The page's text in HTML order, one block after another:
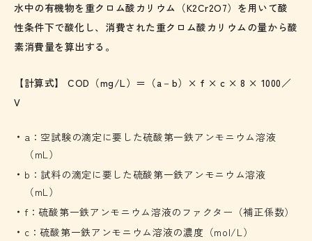
水中の有機物を重クロム酸カリウム（K2Cr2O7）を用いて酸
性条件下で酸化し、消費された重クロム酸カリウムの量から酸
素消費量を算出する。
【計算式】 COD（mg/L）＝（a－b）× f × c × 8 × 1000／
V
a：空試験の滴定に要した硫酸第一鉄アンモニウム溶液
（mL）
b：試料の滴定に要した硫酸第一鉄アンモニウム溶液
（mL）
f：硫酸第一鉄アンモニウム溶液のファクター（補正係数）
c：硫酸第一鉄アンモニウム溶液の濃度（mol/L）